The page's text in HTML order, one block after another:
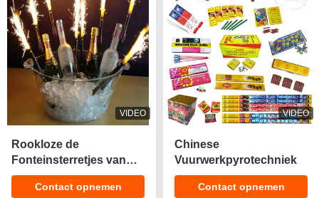
VIDEO
2025 Nieuwe 1.4 Pro
Cake Fireworks 200
Shots Cake
Pyrotechniek
Contact opnemen
VIDEO
CE Goedgekeurd 1.4g
UN0336 Aanpasbare
Effecten Cake Vuurwerk
Pyrotechnics voor
Contact opnemen